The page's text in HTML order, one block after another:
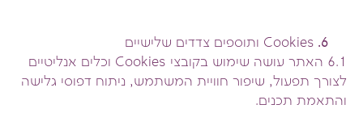
Cookies ותוספים צדדים שלישיים
6.1 האתר עושה שימוש בקובצי
Cookies וכלים אנליטיים
לצורך תפעול, שיפור חוויית המשתמש, ניתוח דפוסי גלישה
והתאמת תכנים.